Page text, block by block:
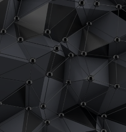
fototapeta na wymiar ściany
ekologiczne podłoża z atestami